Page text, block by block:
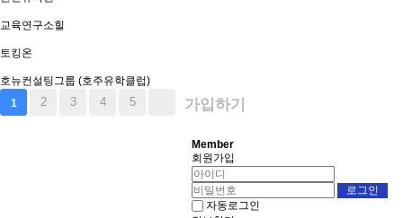
교육연구소힐
토킹온
호뉴컨설팅그룹 (호주유학클럽)
1
2 3 4 5 가입하기
Member
회원가입
자동로그인